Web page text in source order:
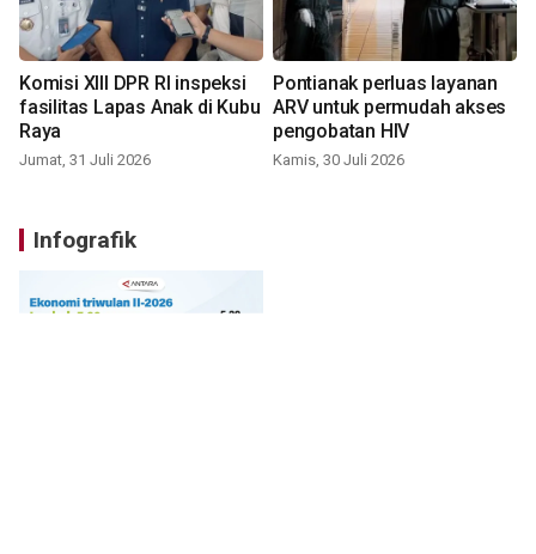
Komisi XIII DPR RI inspeksi
fasilitas Lapas Anak di Kubu
Raya
Jumat, 31 Juli 2026
Pontianak perluas layanan
ARV untuk permudah akses
pengobatan HIV
Kamis, 30 Juli 2026
Infografik